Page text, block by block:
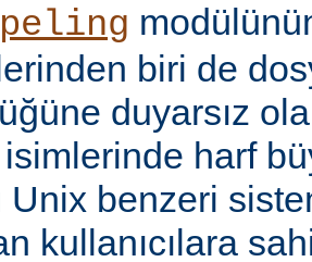
biri de
duyarsız
harf
Unix benzeri
kullanıcılara